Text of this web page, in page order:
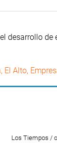
desarrollo
, El Alto,
Los Tiempos /